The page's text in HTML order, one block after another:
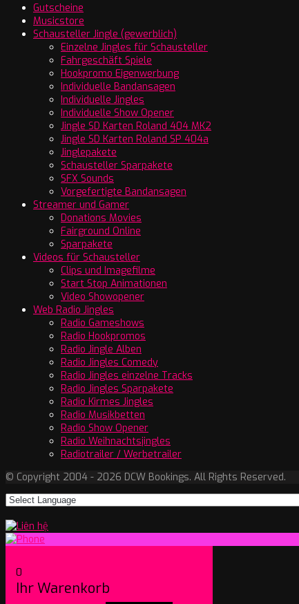
Gutscheine
Musicstore
Schausteller Jingle (gewerblich)
Einzelne Jingles für Schausteller
Fahrgeschäft Spiele
Hookpromo Eigenwerbung
Individuelle Bandansagen
Individuelle Jingles
Individuelle Show Opener
Jingle SD Karten Roland 404 MK2
Jingle SD Karten Roland SP 404a
Jinglepakete
Schausteller Sparpakete
SFX Sounds
Vorgefertigte Bandansagen
Streamer und Gamer
Donations Movies
Fairground Online
Sparpakete
Videos für Schausteller
Clips und Imagefilme
Start Stop Animationen
Video Showopener
Web Radio Jingles
Radio Gameshows
Radio Hookpromos
Radio Jingle Alben
Radio Jingles Comedy
Radio Jingles einzelne Tracks
Radio Jingles Sparpakete
Radio Kirmes Jingles
Radio Musikbetten
Radio Show Opener
Radio Weihnachtsjingles
Radiotrailer / Werbetrailer
© Copyright 2004 - 2026 DCW Bookings. All Rights Reserved.
0
Ihr Warenkorb